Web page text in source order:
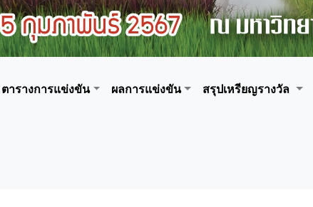
ตารางการแข่งขัน ผลการแข่งขัน สรุปเหรียญรางวัล